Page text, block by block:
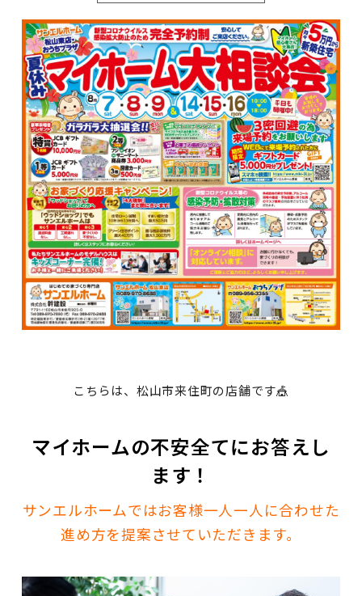
こちらは、松山市来住町の店舗です🎪
マイホームの不安全てにお答えし
ます！
サンエルホームではお客様一人一人に合わせた
進め方を提案させていただきます。